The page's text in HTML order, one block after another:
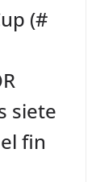
(#
siete
fin